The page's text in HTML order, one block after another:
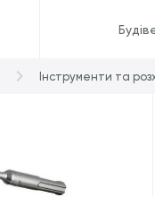
Інструменти та